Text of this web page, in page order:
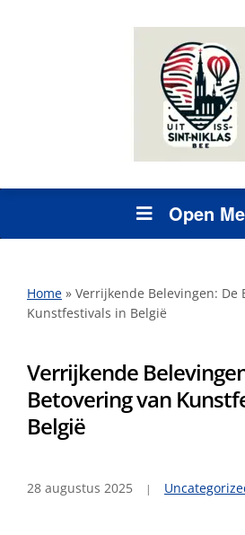
Open
Home » Verrijkende Belevingen: De
Kunstfestivals in België
Verrijkende
Betovering van
België
28 augustus 2025